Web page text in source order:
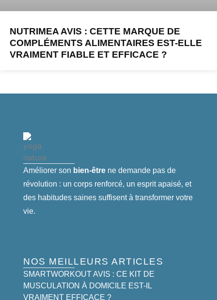
NUTRIMEA AVIS : CETTE MARQUE DE
COMPLÉMENTS ALIMENTAIRES EST-ELLE
VRAIMENT FIABLE ET EFFICACE ?
Améliorer son bien-être ne demande pas de
révolution : un corps renforcé, un esprit apaisé, et
des habitudes saines suffisent à transformer votre
vie.
NOS MEILLEURS ARTICLES
SMARTWORKOUT AVIS : CE KIT DE
MUSCULATION À DOMICILE EST-IL
VRAIMENT EFFICACE ?